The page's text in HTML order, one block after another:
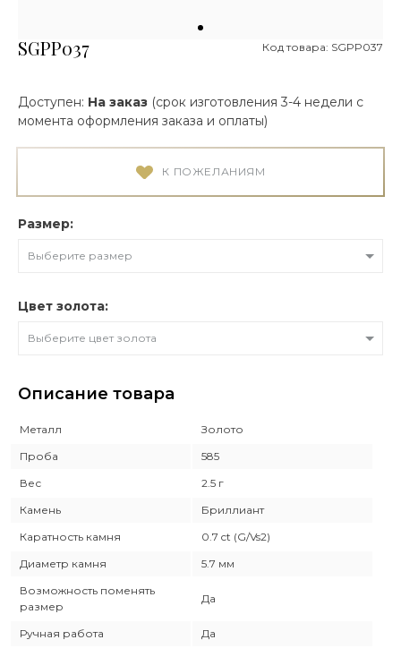
SGPP037 Код товара: SGPP037
Доступен: На заказ (срок изготовления 3-4 недели с
момента оформления заказа и оплаты)
К ПОЖЕЛАНИЯМ
Размер:
Выберите размер
Цвет золота:
Выберите цвет золота
Описание товара
Металл
Золото
Проба
585
Вес
2.5 г
Камень
Бриллиант
Каратность камня
0.7 ct (G/Vs2)
Диаметр камня
5.7 мм
Возможность поменять
размер
Да
Ручная работа Да